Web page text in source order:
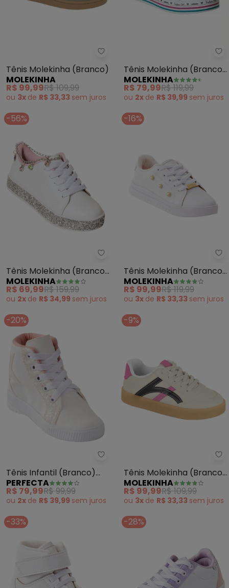
Molekinha - Tênis Molekinha
Tênis Molekinha (Branco)
MOLEKINHA
R$ 99,99R$ 109,99
ou 3x de R$ 33,33 sem juros
Tênis Molekinha (Branco)
em Sintético
MOLEKINHA
R$ 79,99R$ 119,99
ou 2x de R$ 39,99 sem juros
-56%
Molekinha - Tênis Molekinha
Tênis Molekinha (Branco)
em Sintético
MOLEKINHA
R$ 69,99R$ 159,99
ou 2x de R$ 34,99 sem juros
-16%
Tênis Molekinha (Branco)
em Sintético
MOLEKINHA
R$ 99,99R$ 119,99
ou 3x de R$ 33,33 sem juros
-20%
Perfecta - Tênis Infantil
Tênis Infantil (Branco)
com Glitter
PERFECTA
R$ 79,99R$ 99,99
ou 2x de R$ 39,99 sem juros
-9%
Tênis Molekinha (Branco
Off) em Sintético
MOLEKINHA
R$ 99,99R$ 109,99
ou 3x de R$ 33,33 sem juros
-33% -28%